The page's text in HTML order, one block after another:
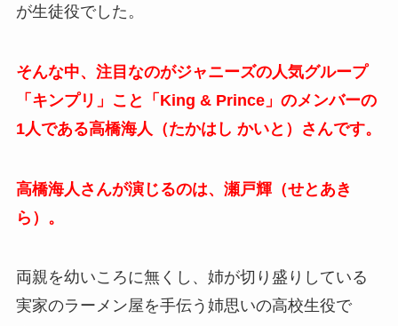
が生徒役でした。
そんな中、注目なのがジャニーズの人気グループ
「キンプリ」こと「King & Prince」のメンバーの
1人である高橋海人（たかはし かいと）さんです。
高橋海人さんが演じるのは、瀬戸輝（せとあき
ら）。
両親を幼いころに無くし、姉が切り盛りしている
実家のラーメン屋を手伝う姉思いの高校生役で